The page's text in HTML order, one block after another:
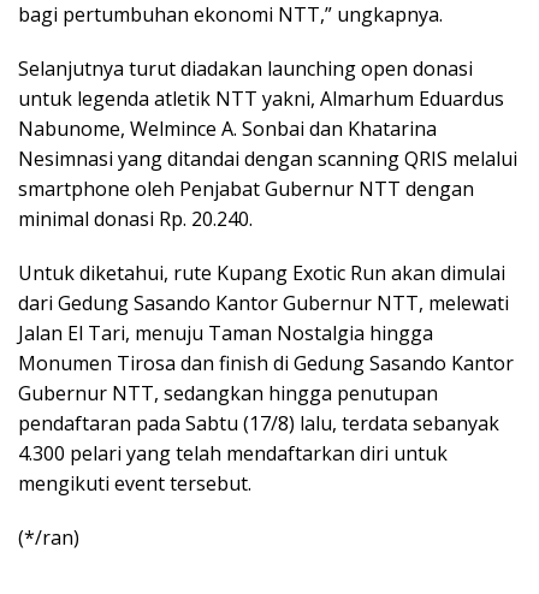
bagi pertumbuhan ekonomi NTT,” ungkapnya.
Selanjutnya turut diadakan launching open donasi
untuk legenda atletik NTT yakni, Almarhum Eduardus
Nabunome, Welmince A. Sonbai dan Khatarina
Nesimnasi yang ditandai dengan scanning QRIS melalui
smartphone oleh Penjabat Gubernur NTT dengan
minimal donasi Rp. 20.240.
Untuk diketahui, rute Kupang Exotic Run akan dimulai
dari Gedung Sasando Kantor Gubernur NTT, melewati
Jalan El Tari, menuju Taman Nostalgia hingga
Monumen Tirosa dan finish di Gedung Sasando Kantor
Gubernur NTT, sedangkan hingga penutupan
pendaftaran pada Sabtu (17/8) lalu, terdata sebanyak
4.300 pelari yang telah mendaftarkan diri untuk
mengikuti event tersebut.
(*/ran)